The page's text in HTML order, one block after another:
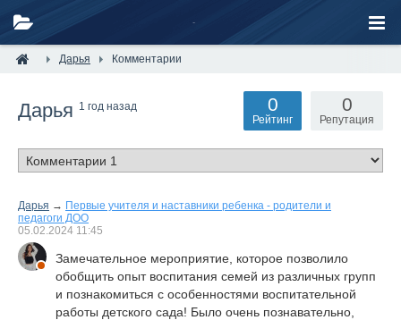
Дарья Комментарии
Дарья 1 год назад 0
Репутация
0
Рейтинг
Дарья → Первые учителя и наставники ребенка - родители и
педагоги ДОО
05.02.2024 11:45
Замечательное мероприятие, которое позволило
обобщить опыт воспитания семей из различных групп
и познакомиться с особенностями воспитательной
работы детского сада! Было очень познавательно,